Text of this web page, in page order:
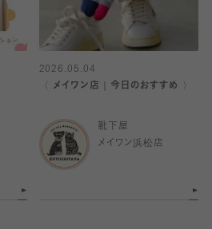
2026.05.04
〈 メイワン店｜今日のおすすめ 〉
靴下屋
メイワン浜松店